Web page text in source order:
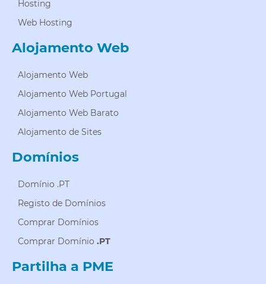
Hosting
Web Hosting
Alojamento Web
Alojamento Web
Alojamento Web Portugal
Alojamento Web Barato
Alojamento de Sites
Domínios
Domínio .PT
Registo de Domínios
Comprar Domínios
Comprar Domínio .PT
Partilha a PME